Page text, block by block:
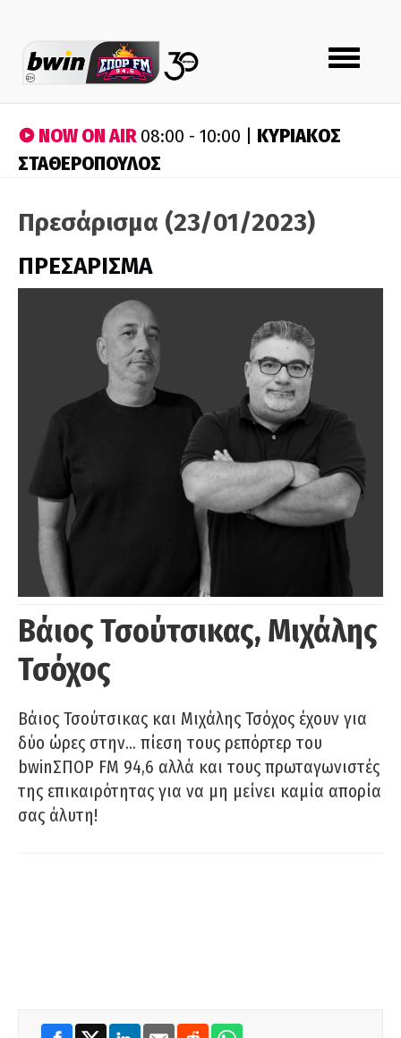
Toggle
navigation
NOW ON AIR08:00 - 10:00 | ΚΥΡΙΑΚΟΣ
ΣΤΑΘΕΡΟΠΟΥΛΟΣ
Πρεσάρισμα (23/01/2023)
ΠΡΕΣΑΡΙΣΜΑ
Βάιος Τσούτσικας, Μιχάλης
Τσόχος
Βάιος Τσούτσικας και Μιχάλης Τσόχος έχουν για
δύο ώρες στην… πίεση τους ρεπόρτερ του
bwinΣΠΟΡ FM 94,6 αλλά και τους πρωταγωνιστές
της επικαιρότητας για να μη μείνει καμία απορία
σας άλυτη!